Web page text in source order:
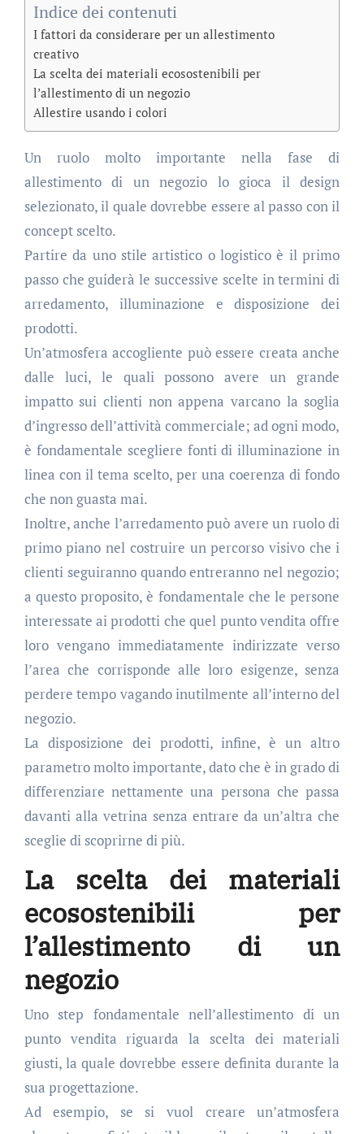
Indice dei contenuti
I fattori da considerare per un allestimento
creativo
La scelta dei materiali ecosostenibili per
l’allestimento di un negozio
Allestire usando i colori
Un ruolo molto importante nella fase di
allestimento di un negozio lo gioca il design
selezionato, il quale dovrebbe essere al passo con il
concept scelto.
Partire da uno stile artistico o logistico è il primo
passo che guiderà le successive scelte in termini di
arredamento, illuminazione e disposizione dei
prodotti.
Un’atmosfera accogliente può essere creata anche
dalle luci, le quali possono avere un grande
impatto sui clienti non appena varcano la soglia
d’ingresso dell’attività commerciale; ad ogni modo,
è fondamentale scegliere fonti di illuminazione in
linea con il tema scelto, per una coerenza di fondo
che non guasta mai.
Inoltre, anche l’arredamento può avere un ruolo di
primo piano nel costruire un percorso visivo che i
clienti seguiranno quando entreranno nel negozio;
a questo proposito, è fondamentale che le persone
interessate ai prodotti che quel punto vendita offre
loro vengano immediatamente indirizzate verso
l’area che corrisponde alle loro esigenze, senza
perdere tempo vagando inutilmente all’interno del
negozio.
La disposizione dei prodotti, infine, è un altro
parametro molto importante, dato che è in grado di
differenziare nettamente una persona che passa
davanti alla vetrina senza entrare da un’altra che
sceglie di scoprirne di più.
La scelta dei materiali
ecosostenibili per
l’allestimento di un
negozio
Uno step fondamentale nell’allestimento di un
punto vendita riguarda la scelta dei materiali
giusti, la quale dovrebbe essere definita durante la
sua progettazione.
Ad esempio, se si vuol creare un’atmosfera